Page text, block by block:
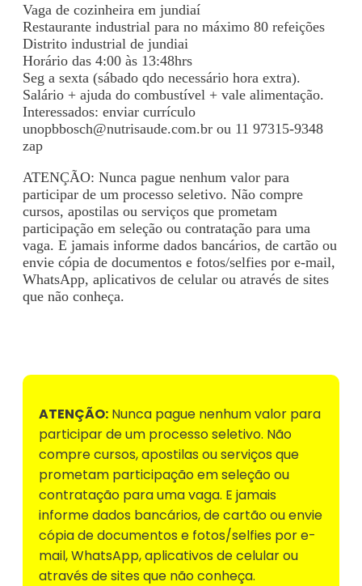
Vaga de cozinheira em jundiaí
Restaurante industrial para no máximo 80 refeições
Distrito industrial de jundiai
Horário das 4:00 às 13:48hrs
Seg a sexta (sábado qdo necessário hora extra).
Salário + ajuda do combustível + vale alimentação.
Interessados: enviar currículo
unopbbosch@nutrisaude.com.br ou 11 97315-9348
zap
ATENÇÃO: Nunca pague nenhum valor para
participar de um processo seletivo. Não compre
cursos, apostilas ou serviços que prometam
participação em seleção ou contratação para uma
vaga. E jamais informe dados bancários, de cartão ou
envie cópia de documentos e fotos/selfies por e-mail,
WhatsApp, aplicativos de celular ou através de sites
que não conheça.
ATENÇÃO: Nunca pague nenhum valor para
participar de um processo seletivo. Não
compre cursos, apostilas ou serviços que
prometam participação em seleção ou
contratação para uma vaga. E jamais
informe dados bancários, de cartão ou envie
cópia de documentos e fotos/selfies por e-
mail, WhatsApp, aplicativos de celular ou
através de sites que não conheça.